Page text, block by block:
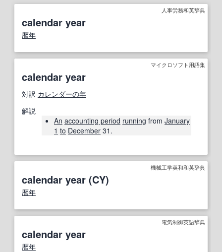
人事労務和英辞典
calendar year
暦年
マイクロソフト用語集
calendar year
対訳 カレンダーの年
解説
An accounting period running from January
1 to December 31.
機械工学英和和英辞典
calendar year (CY)
暦年
電気制御英語辞典
calendar year
暦年